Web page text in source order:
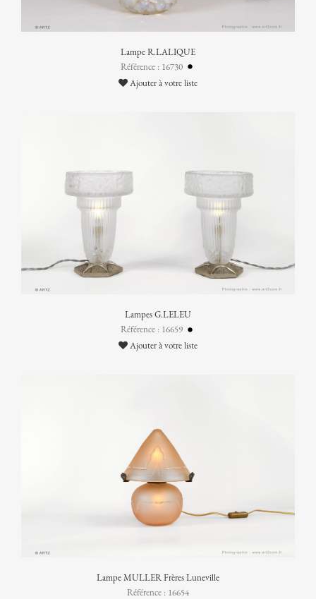
Lampe R.LALIQUE
Référence : 16730
Ajouter à votre liste
Lampes G.LELEU
Référence : 16659
Ajouter à votre liste
Lampe MULLER Frères Luneville
Référence : 16654